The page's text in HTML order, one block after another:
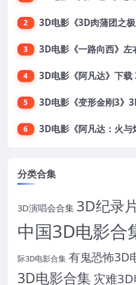
2
3 3D电影《一路向西》
4 3D电影《阿凡达》下
5
6
分类合集
3D演唱会合集 3D纪录
中国3D电影合
际3D电影合集 有鬼恐怖3D
3D电影合集 灾难